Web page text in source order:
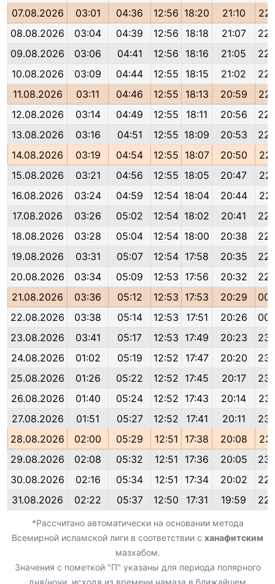
07.08.2026
03:01 04:36 12:56 18:20 21:10
08.08.2026
03:04 04:39 12:56 18:18 21:07
09.08.2026
03:06 04:41 12:56 18:16 21:05
10.08.2026
03:09 04:44 12:55 18:15 21:02
11.08.2026
03:11 04:46 12:55 18:13 20:59
12.08.2026
03:14 04:49 12:55 18:11 20:56
13.08.2026
03:16 04:51 12:55 18:09 20:53
14.08.2026
03:19 04:54 12:55 18:07 20:50
15.08.2026
03:21 04:56 12:55 18:05 20:47
16.08.2026
03:24 04:59 12:54 18:04 20:44
17.08.2026
03:26 05:02 12:54 18:02 20:41
18.08.2026
03:28 05:04 12:54 18:00 20:38
19.08.2026
03:31 05:07 12:54 17:58 20:35
20.08.2026
03:34 05:09 12:53 17:56 20:32
21.08.2026
03:36 05:12 12:53 17:53 20:29
22.08.2026
03:38 05:14 12:53 17:51 20:26
23.08.2026
03:41 05:17 12:53 17:49 20:23
24.08.2026
01:02 05:19 12:52 17:47 20:20
25.08.2026
01:26 05:22 12:52 17:45 20:17
26.08.2026
01:40 05:24 12:52 17:43 20:14
27.08.2026
01:51 05:27 12:52 17:41 20:11
28.08.2026
02:00 05:29 12:51 17:38 20:08
29.08.2026
02:08 05:32 12:51 17:36 20:05
30.08.2026
02:16 05:34 12:51 17:34 20:02
31.08.2026
02:22 05:37 12:50 17:31 19:59
*Рассчитано автоматически на основании метода
Всемирной исламской лиги в соответствии с ханафитским
мазхабом.
Значения с пометкой "П" указаны для периода полярного
дня/ночи, исходя из времени намаза в ближайшем